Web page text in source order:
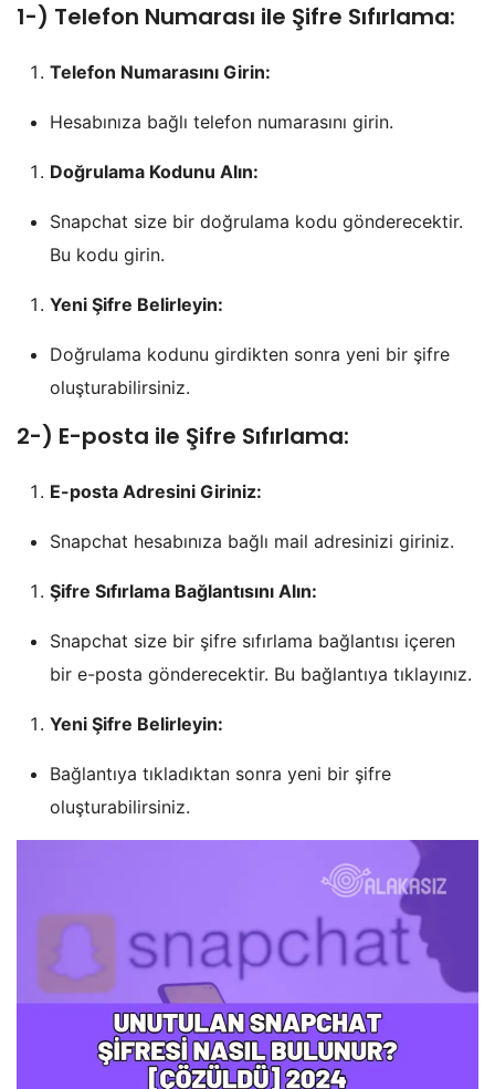
1-) Telefon Numarası ile Şifre Sıfırlama:
Telefon Numarasını Girin:
Hesabınıza bağlı telefon numarasını girin.
Doğrulama Kodunu Alın:
Snapchat size bir doğrulama kodu gönderecektir.
Bu kodu girin.
Yeni Şifre Belirleyin:
Doğrulama kodunu girdikten sonra yeni bir şifre
oluşturabilirsiniz.
2-) E-posta ile Şifre Sıfırlama:
E-posta Adresini Giriniz:
Snapchat hesabınıza bağlı mail adresinizi giriniz.
Şifre Sıfırlama Bağlantısını Alın:
Snapchat size bir şifre sıfırlama bağlantısı içeren
bir e-posta gönderecektir. Bu bağlantıya tıklayınız.
Yeni Şifre Belirleyin:
Bağlantıya tıkladıktan sonra yeni bir şifre
oluşturabilirsiniz.